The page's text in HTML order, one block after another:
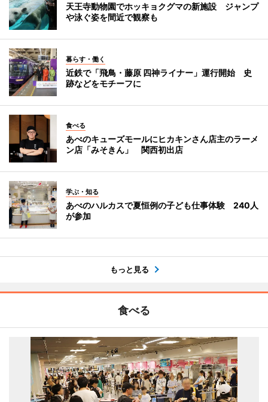
天王寺動物園でホッキョクグマの新施設 ジャンプ
や泳ぐ姿を間近で観察も
暮らす・働く
近鉄で「飛鳥・藤原 四神ライナー」運行開始 史
跡などをモチーフに
食べる
あべのキューズモールにヒカキンさん店主のラーメ
ン店「みそきん」 関西初出店
学ぶ・知る
あべのハルカスで夏恒例の子ども仕事体験 240人
が参加
もっと見る
食べる